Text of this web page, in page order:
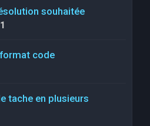
souhaitée
1
code
tache en plusieurs